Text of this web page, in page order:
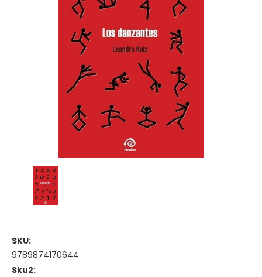
SKU:
9789874170644
Sku2: